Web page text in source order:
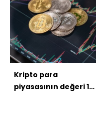
Kripto para
piyasasının değeri 1